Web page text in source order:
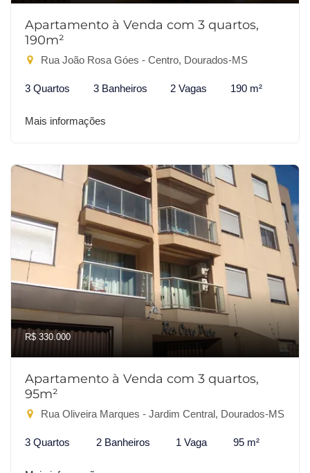
Apartamento à Venda com 3 quartos,
190m²
Rua João Rosa Góes - Centro, Dourados-MS
3 Quartos 3 Banheiros 2 Vagas 190 m²
Mais informações
R$ 330.000
Apartamento à Venda com 3 quartos,
95m²
Rua Oliveira Marques - Jardim Central, Dourados-MS
3 Quartos 2 Banheiros 1 Vaga 95 m²